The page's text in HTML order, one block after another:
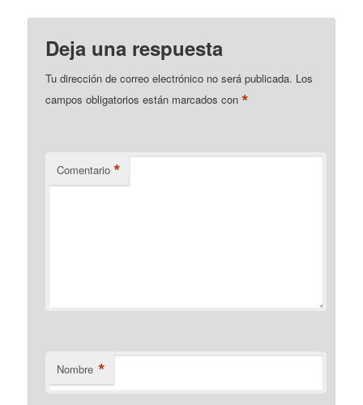
Deja una respuesta
Tu dirección de correo electrónico no será publicada. Los
campos obligatorios están marcados con*
Comentario *
Nombre *